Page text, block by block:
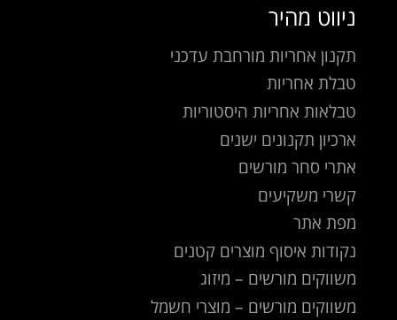
ניווט מהיר
תקנון אחריות מורחבת עדכני
טבלת אחריות
טבלאות אחריות היסטוריות
ארכיון תקנונים ישנים
אתרי סחר מורשים
קשרי משקיעים
מפת אתר
נקודות איסוף מוצרים קטנים
משווקים מורשים – מיזוג
משווקים מורשים – מוצרי חשמל